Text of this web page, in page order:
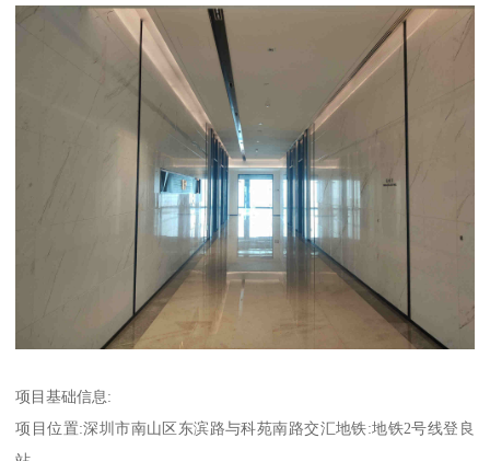
项目基础信息:
项目位置:深圳市南山区东滨路与科苑南路交汇地铁:地铁2号线登良